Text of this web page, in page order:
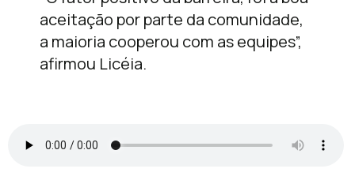
aceitação por parte da comunidade,
a maioria cooperou com as equipes”,
afirmou Licéia.